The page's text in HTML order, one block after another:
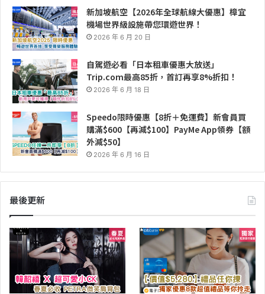
新加坡航空【2026年全球航線大優惠】樟宜
機場世界級設施帶您環遊世界！
2026 年 6 月 20 日
自駕遊必看「日本租車優惠大放送」
Trip.com最高85折，首訂再享8%折扣！
2026 年 6 月 18 日
Speedo限時優惠【8折＋免運費】新會員買
購滿$600【再減$100】PayMe App領券【額
外減$50】
2026 年 6 月 16 日
最後更新